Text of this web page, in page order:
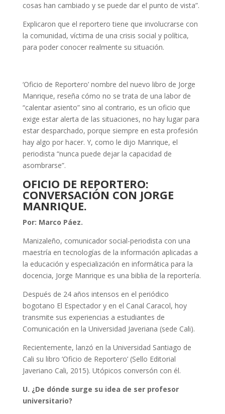
cosas han cambiado y se puede dar el punto de vista”.
Explicaron que el reportero tiene que involucrarse con
la comunidad, víctima de una crisis social y política,
para poder conocer realmente su situación.
‘Oficio de Reportero’ nombre del nuevo libro de Jorge
Manrique, reseña cómo no se trata de una labor de
“calentar asiento” sino al contrario, es un oficio que
exige estar alerta de las situaciones, no hay lugar para
estar desparchado, porque siempre en esta profesión
hay algo por hacer. Y, como le dijo Manrique, el
periodista “nunca puede dejar la capacidad de
asombrarse”.
OFICIO DE REPORTERO:
CONVERSACIÓN CON JORGE
MANRIQUE.
Por: Marco Páez.
Manizaleño, comunicador social-periodista con una
maestría en tecnologías de la información aplicadas a
la educación y especialización en informática para la
docencia, Jorge Manrique es una biblia de la reportería.
Después de 24 años intensos en el periódico
bogotano El Espectador y en el Canal Caracol, hoy
transmite sus experiencias a estudiantes de
Comunicación en la Universidad Javeriana (sede Cali).
Recientemente, lanzó en la Universidad Santiago de
Cali su libro ‘Oficio de Reportero’ (Sello Editorial
Javeriano Cali, 2015). Utópicos conversón con él.
U. ¿De dónde surge su idea de ser profesor
universitario?